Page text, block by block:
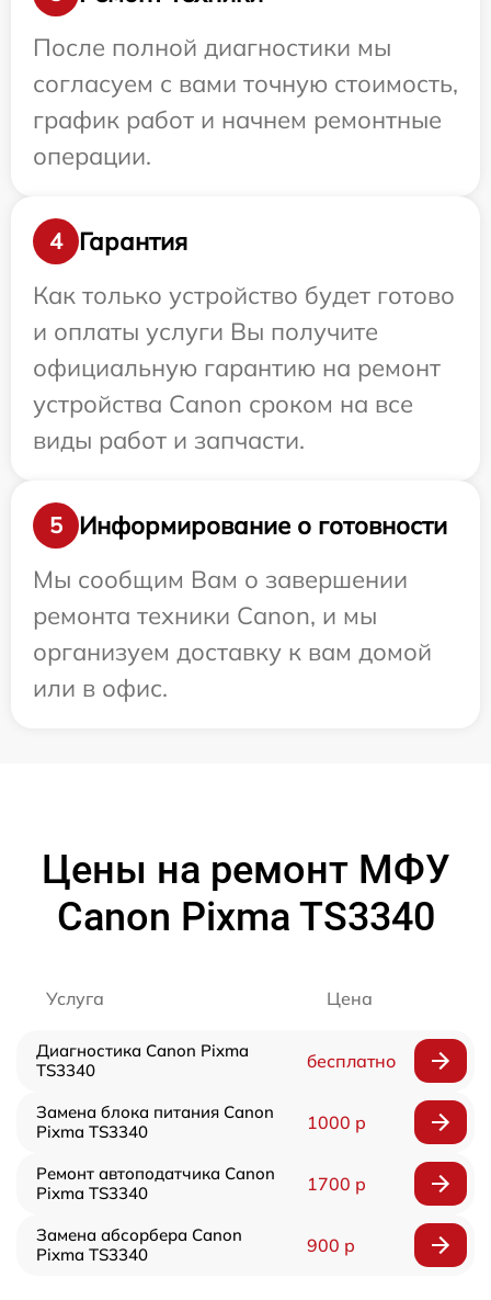
После полной диагностики мы
согласуем с вами точную стоимость,
график работ и начнем ремонтные
операции.
4
Гарантия
Как только устройство будет готово
и оплаты услуги Вы получите
официальную гарантию на ремонт
устройства Canon сроком на все
виды работ и запчасти.
5
Информирование о готовности
Мы сообщим Вам о завершении
ремонта техники Canon, и мы
организуем доставку к вам домой
или в офис.
Цены на ремонт МФУ
Canon Pixma TS3340
Услуга Цена
Диагностика Canon Pixma
TS3340
бесплатно
Замена блока питания Canon
Pixma TS3340
1000 р
Ремонт автоподатчика Canon
Pixma TS3340
1700 р
Замена абсорбера Canon
Pixma TS3340
900 р